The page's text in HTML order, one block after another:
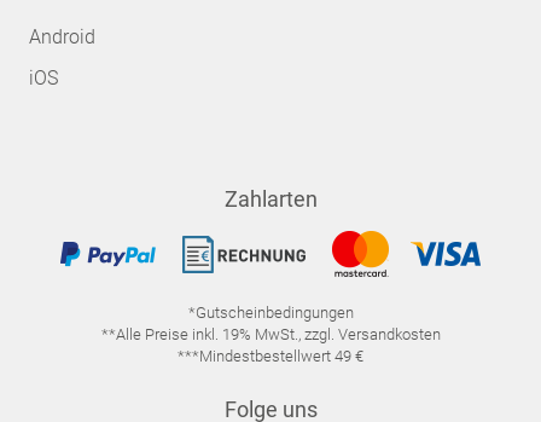
Android
iOS
Zahlarten
*Gutscheinbedingungen
**Alle Preise inkl. 19% MwSt., zzgl. Versandkosten
***Mindestbestellwert 49 €
Folge uns